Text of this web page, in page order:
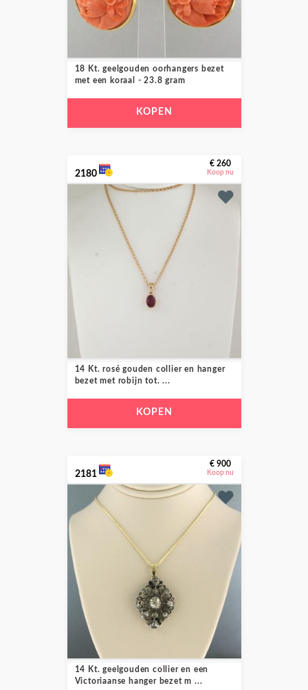
18 Kt. geelgouden oorhangers bezet
met een koraal - 23.8 gram
KOPEN
2180
€ 260
Koop nu
14 Kt. rosé gouden collier en hanger
bezet met robijn tot. ...
KOPEN
2181
€ 900
Koop nu
14 Kt. geelgouden collier en een
Victoriaanse hanger bezet m ...